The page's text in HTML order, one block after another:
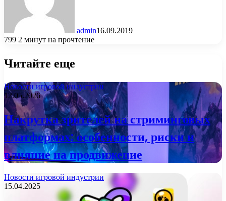
admin16.09.2019
799 2 минут на прочтение
Читайте еще
Новости игровой индустрии
12.05.2026
Накрутка зрителей на стриминговых
платформах: особенности, риски и
влияние на продвижение
Новости игровой индустрии
15.04.2025